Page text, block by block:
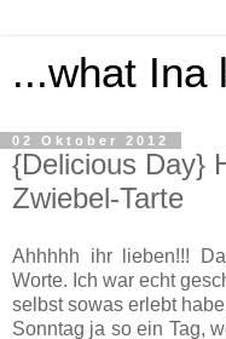
...what
02 Oktober 2012
{Delicious Day}
Zwiebel-Tarte
Ahhhhh ihr lieben!!!
Worte. Ich war echt
selbst sowas erlebt
Sonntag ja so ein Tag,